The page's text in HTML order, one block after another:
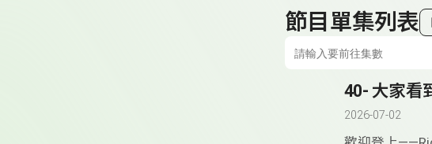
節目單集列表
40- 大家看
2026-07-02